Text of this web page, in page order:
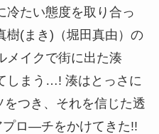
冷たい態度を取り合っ
樹(まき)（堀田真由）の
メイクで街に出た湊
しまう…! 湊はとっさに
をつき、それを信じた透
プロ―チをかけてきた!!